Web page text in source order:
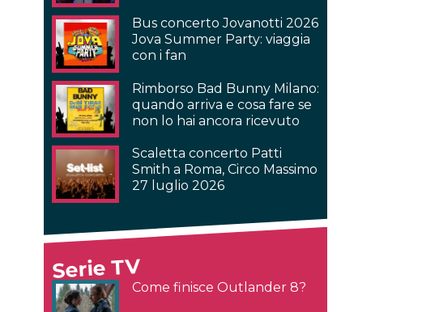
Bus concerto Jovanotti 2026
Jova Summer Party: viaggia
con i fan
Rimborso Bad Bunny Milano:
quando arriva e cosa fare se
non lo hai ancora ricevuto
Scaletta concerto Patti
Smith a Roma, Circo Massimo
27 luglio 2026
Serie TV
Come finisce Outlander 8?